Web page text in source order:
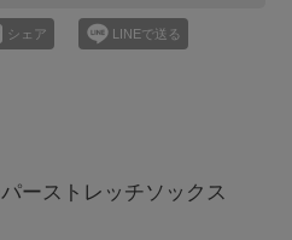
シェア LINEで送る
ーストレッチソックス